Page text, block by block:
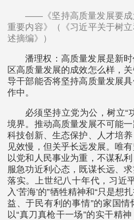
——《坚持高质量发展要成
重要内容》（《习近平关于树
述摘编》）
潘理权：高质量发展是新
区高质量发展的成效怎么样，
导干部能否将坚持高质量发展
作中。
必须坚持立党为公，树立“
境界。推动高质量发展不可能
科技创新、生态保护、人才培养
见效慢，但关乎长远发展。唯
以党和人民事业为重，不谋私
服急功近利心态，既谋长远、
落实。上世纪八十年代，习近
入‘苦海’的”牺牲精神和“只是想
益、于民有利的事情”的家国情
以“真刀真枪干一场”的实干精